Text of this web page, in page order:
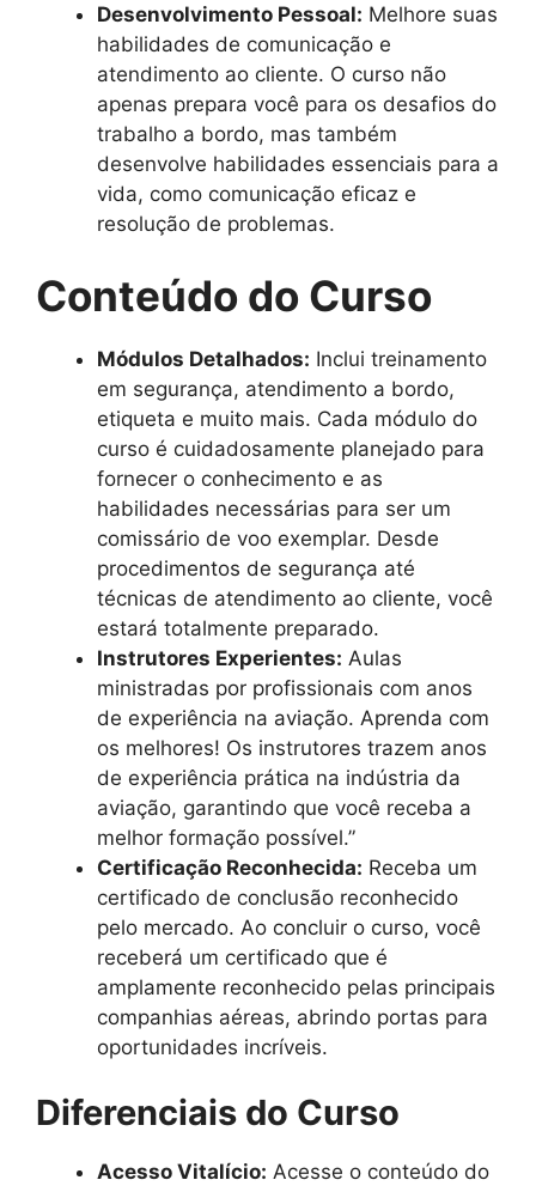
Desenvolvimento Pessoal: Melhore suas
habilidades de comunicação e
atendimento ao cliente. O curso não
apenas prepara você para os desafios do
trabalho a bordo, mas também
desenvolve habilidades essenciais para a
vida, como comunicação eficaz e
resolução de problemas.
Conteúdo do Curso
Módulos Detalhados: Inclui treinamento
em segurança, atendimento a bordo,
etiqueta e muito mais. Cada módulo do
curso é cuidadosamente planejado para
fornecer o conhecimento e as
habilidades necessárias para ser um
comissário de voo exemplar. Desde
procedimentos de segurança até
técnicas de atendimento ao cliente, você
estará totalmente preparado.
Instrutores Experientes: Aulas
ministradas por profissionais com anos
de experiência na aviação. Aprenda com
os melhores! Os instrutores trazem anos
de experiência prática na indústria da
aviação, garantindo que você receba a
melhor formação possível.”
Certificação Reconhecida: Receba um
certificado de conclusão reconhecido
pelo mercado. Ao concluir o curso, você
receberá um certificado que é
amplamente reconhecido pelas principais
companhias aéreas, abrindo portas para
oportunidades incríveis.
Diferenciais do Curso
Acesso Vitalício: Acesse o conteúdo do